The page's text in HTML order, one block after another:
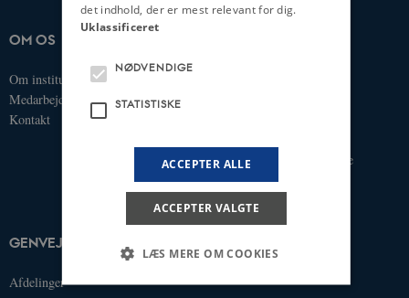
OM OS
Om instituttet
Medarbejdere
Kontakt
Efter- og videreuddannelse
GENVEJE
Afdelinger
det indhold, der er mest relevant for dig.
Uklassificeret
NØDVENDIGE
STATISTISKE
ACCEPTER ALLE
ACCEPTER VALGTE
LÆS MERE OM COOKIES